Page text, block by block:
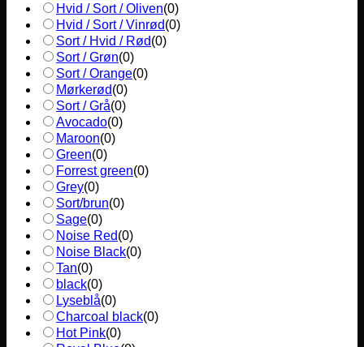
Hvid / Sort / Oliven(0)
Hvid / Sort / Vinrød(0)
Sort / Hvid / Rød(0)
Sort / Grøn(0)
Sort / Orange(0)
Mørkerød(0)
Sort / Grå(0)
Avocado(0)
Maroon(0)
Green(0)
Forrest green(0)
Grey(0)
Sort/brun(0)
Sage(0)
Noise Red(0)
Noise Black(0)
Tan(0)
black(0)
Lyseblå(0)
Charcoal black(0)
Hot Pink(0)